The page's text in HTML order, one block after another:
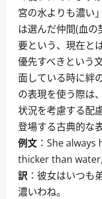
宮の水よりも濃い
は選んだ仲間(血
要という、現在と
優先すべきという
面している時に絆
の表現を使う際は
状況を考慮する配
登場する古典的な
例文 ：She
thicker than
訳 ：彼女はいつも
濃いわね。